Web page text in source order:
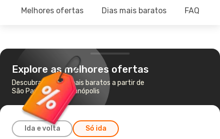
Melhores ofertas Dias mais baratos FAQ
Explore as melhores ofertas
Descubra os voos mais baratos a partir de
São Paulo para Florianópolis
Ida e volta Só ida